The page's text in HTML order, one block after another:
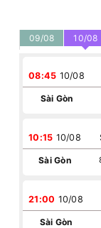
09/08 10/08
08:45 10/08
Sài Gòn
10:15 10/08
Sài Gòn
21:00 10/08
Sài Gòn